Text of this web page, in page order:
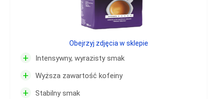
+ Intensywny, wyrazisty smak
+ Wyższa zawartość kofeiny
+ Stabilny smak
Obejrzyj zdjęcia w sklepie